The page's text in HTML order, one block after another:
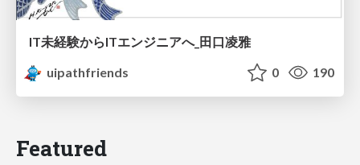
IT未経験からITエンジニアへ_田口凌雅
uipathfriends
0 190
Featured